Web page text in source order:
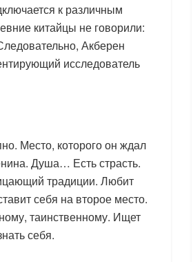
к различным
китайцы не говорили:
Акберен
исследователь
Место, которого он ждал
Душа… Есть страсть.
традиции. Любит
себя на второе место.
таинственному. Ищет
себя.